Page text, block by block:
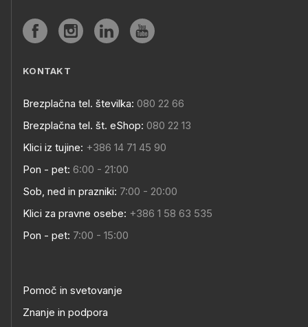
KONTAKT
Brezplačna tel. številka: 080 22 66
Brezplačna tel. št. eShop: 080 22 13
Klici iz tujine: +386 14 71 45 90
Pon - pet: 6:00 - 21:00
Sob, ned in prazniki: 7:00 - 20:00
Klici za pravne osebe: +386 1 58 63 535
Pon - pet: 7:00 - 15:00
Pomoč in svetovanje
Znanje in podpora